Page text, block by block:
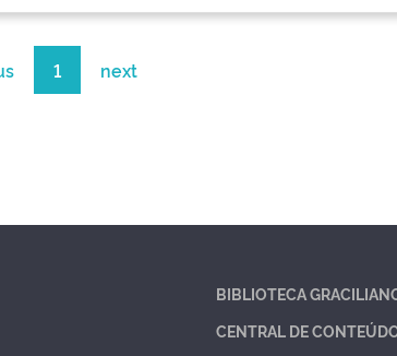
1 next
BIBLIOTECA
CENTRAL DE